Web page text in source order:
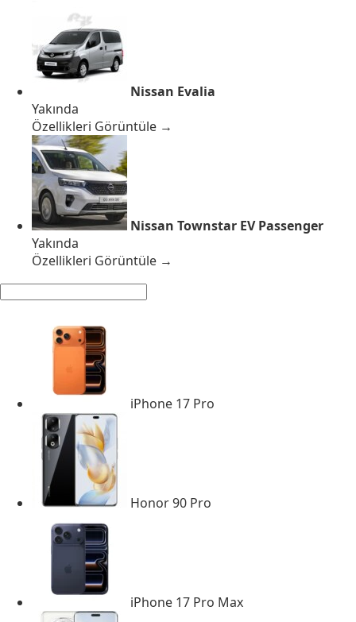
Nissan Evalia
Yakında
Özellikleri Görüntüle →
Nissan Townstar EV Passenger
Yakında
Özellikleri Görüntüle →
iPhone 17 Pro
Honor 90 Pro
iPhone 17 Pro Max